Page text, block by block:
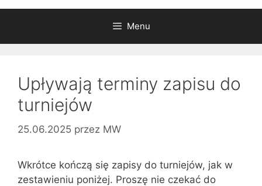
Menu
Upływają terminy zapisu do
turniejów
25.06.2025 przez MW
Wkrótce kończą się zapisy do turniejów, jak w
zestawieniu poniżej. Proszę nie czekać do